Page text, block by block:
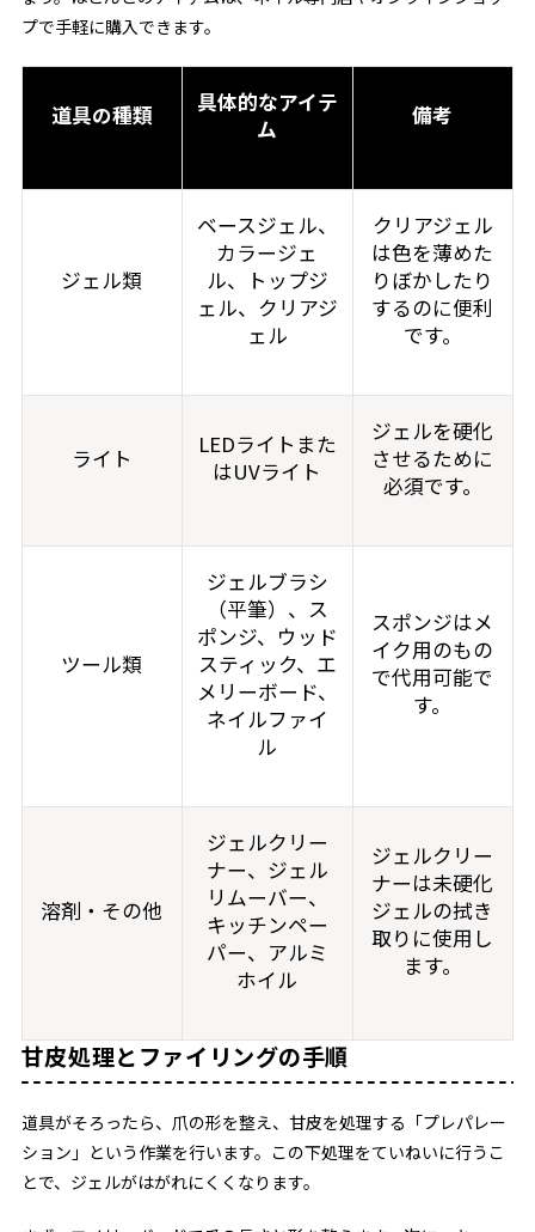
プで手軽に購入できます。
道具の種類
具体的なアイテ
ム
備考
ジェル類
ベースジェル、
カラージェ
ル、トップジ
ェル、クリアジ
ェル
クリアジェル
は色を薄めた
りぼかしたり
するのに便利
です。
ライト
LEDライトまた
はUVライト
ジェルを硬化
させるために
必須です。
ツール類
ジェルブラシ
（平筆）、ス
ポンジ、ウッド
スティック、エ
メリーボード、
ネイルファイ
ル
スポンジはメ
イク用のもの
で代用可能で
す。
溶剤・その他
ジェルクリー
ナー、ジェル
リムーバー、
キッチンペー
パー、アルミ
ホイル
ジェルクリー
ナーは未硬化
ジェルの拭き
取りに使用し
ます。
甘皮処理とファイリングの手順
道具がそろったら、爪の形を整え、甘皮を処理する「プレパレー
ション」という作業を行います。この下処理をていねいに行うこ
とで、ジェルがはがれにくくなります。